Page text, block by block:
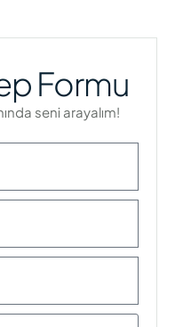
Formu
seni arayalım!